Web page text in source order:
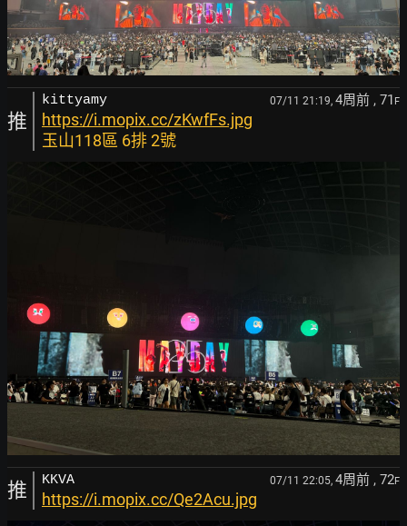
推
kittyamy 07/11 21:19, 4周前 , 71 F
https://i.mopix.cc/zKwfFs.jpg
玉山118區 6排 2號
推 KKVA 07/11 22:05, 4周前 , 72F
https://i.mopix.cc/Qe2Acu.jpg